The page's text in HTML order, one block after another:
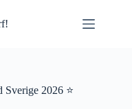
Sverige 2026 ⭐